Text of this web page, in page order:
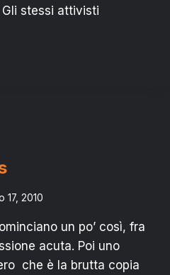
stessi attivisti
17, 2010
un po’ così, fra
acuta. Poi uno
che è la brutta copia